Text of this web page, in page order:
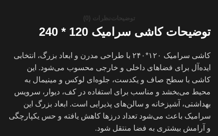
توضیحاتنظرات (0)
توضیحات کاشی سرامیک 120 * 240
کاشی سرامیک ۱۲۰*۲۴۰ با طراحی مدرن و ابعاد بزرگ، انتخابی
ایده‌آل برای فضاهای داخلی و خارجی محسوب می‌شود. این
کاشی با سطح صاف و یکدست، جلوه‌ای لوکس و مینیمال به
محیط می‌بخشد و مناسب برای استفاده در کف، دیوار، سرویس
بهداشتی، آشپزخانه و سالن‌های پذیرایی است. ابعاد بزرگ این
سرامیک باعث می‌شود تعداد درزها کاهش یافته و حس یکپارچگی
و آرامش بیشتری به فضا منتقل شود.